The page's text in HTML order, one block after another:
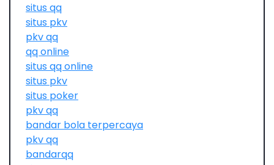
situs qq
situs pkv
pkv qq
qq online
situs qq online
situs pkv
situs poker
pkv qq
bandar bola terpercaya
pkv qq
bandarqq